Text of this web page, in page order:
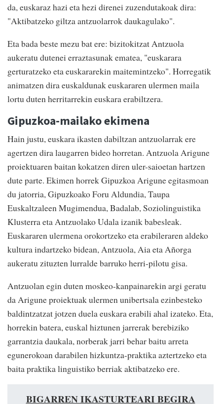
da, euskaraz hazi eta hezi direnei zuzendutakoak dira:
"Aktibatzeko giltza antzuolarrok daukagulako".
Eta bada beste mezu bat ere: bizitokitzat Antzuola
aukeratu dutenei erraztasunak ematea, "euskarara
gerturatzeko eta euskararekin maitemintzeko". Horregatik
animatzen dira euskaldunak euskararen ulermen maila
lortu duten herritarrekin euskara erabiltzera.
Gipuzkoa-mailako ekimena
Hain justu, euskara ikasten dabiltzan antzuolarrak ere
agertzen dira laugarren bideo horretan. Antzuola Arigune
proiektuaren baitan kokatzen diren uler-saioetan hartzen
dute parte. Ekimen horrek Gipuzkoa Arigune egitasmoan
du jatorria, Gipuzkoako Foru Aldundia, Taupa
Euskaltzaleen Mugimendua, Badalab, Soziolinguistika
Klusterra eta Antzuolako Udala izanik babesleak.
Euskararen ulermena orokortzeko eta erabileraren aldeko
kultura indartzeko bidean, Antzuola, Aia eta Añorga
aukeratu zituzten lurralde barruko herri-pilotu gisa.
Antzuolan egin duten moskeo-kanpainarekin argi geratu
da Arigune proiektuak ulermen unibertsala ezinbesteko
baldintzatzat jotzen duela euskara erabili ahal izateko. Eta,
horrekin batera, euskal hiztunen jarrerak berebiziko
garrantzia daukala, norberak jarri behar baitu arreta
egunerokoan darabilen hizkuntza-praktika aztertzeko eta
baita praktika linguistiko berriak aktibatzeko ere.
BIGARREN IKASTURTEARI BEGIRA